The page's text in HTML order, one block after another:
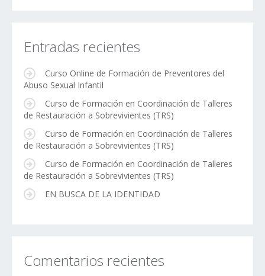
Entradas recientes
Curso Online de Formación de Preventores del
Abuso Sexual Infantil
Curso de Formación en Coordinación de Talleres
de Restauración a Sobrevivientes (TRS)
Curso de Formación en Coordinación de Talleres
de Restauración a Sobrevivientes (TRS)
Curso de Formación en Coordinación de Talleres
de Restauración a Sobrevivientes (TRS)
EN BUSCA DE LA IDENTIDAD
Comentarios recientes